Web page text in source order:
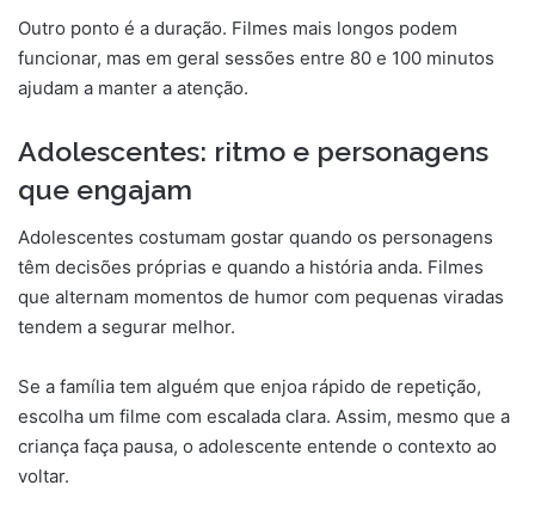
Outro ponto é a duração. Filmes mais longos podem
funcionar, mas em geral sessões entre 80 e 100 minutos
ajudam a manter a atenção.
Adolescentes: ritmo e personagens
que engajam
Adolescentes costumam gostar quando os personagens
têm decisões próprias e quando a história anda. Filmes
que alternam momentos de humor com pequenas viradas
tendem a segurar melhor.
Se a família tem alguém que enjoa rápido de repetição,
escolha um filme com escalada clara. Assim, mesmo que a
criança faça pausa, o adolescente entende o contexto ao
voltar.